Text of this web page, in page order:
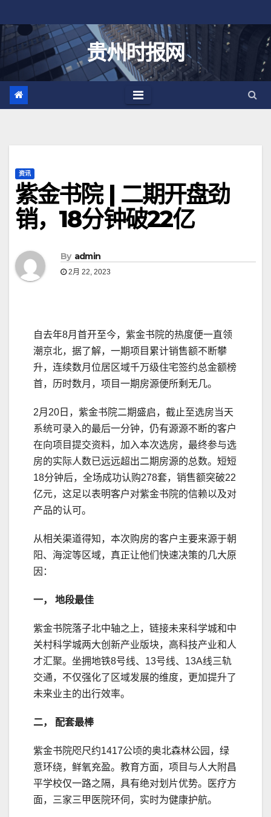
至
贵州时报网
资讯
紫金书院 | 二期开盘劲
销，18分钟破22亿
By admin
2月 22, 2023
自去年8月首开至今，紫金书院的热度便一直领
潮京北，据了解，一期项目累计销售额不断攀
升，连续数月位居区域千万级住宅签约总金额榜
首，历时数月，项目一期房源便所剩无几。
2月20日，紫金书院二期盛启，截止至选房当天
系统可录入的最后一分钟，仍有源源不断的客户
在向项目提交资料，加入本次选房，最终参与选
房的实际人数已远远超出二期房源的总数。短短
18分钟后，全场成功认购278套，销售额突破22
亿元，这足以表明客户对紫金书院的信赖以及对
产品的认可。
从相关渠道得知，本次购房的客户主要来源于朝
阳、海淀等区域，真正让他们快速决策的几大原
因：
一， 地段最佳
紫金书院落子北中轴之上，链接未来科学城和中
关村科学城两大创新产业版块，高科技产业和人
才汇聚。坐拥地铁8号线、13号线、13A线三轨
交通，不仅强化了区域发展的维度，更加提升了
未来业主的出行效率。
二， 配套最棒
紫金书院咫尺约1417公顷的奥北森林公园，绿
意环绕，鲜氧充盈。教育方面，项目与人大附昌
平学校仅一路之隔，具有绝对划片优势。医疗方
面，三家三甲医院环伺，实时为健康护航。